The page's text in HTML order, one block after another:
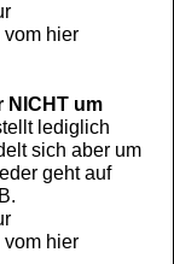
hier
NICHT um
lediglich
sich aber um
geht auf
hier